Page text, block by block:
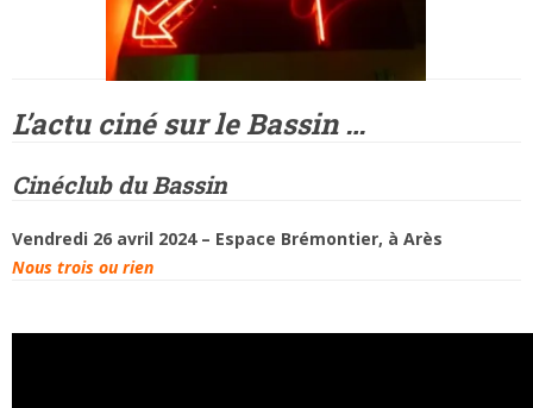
L’actu ciné sur le Bassin …
Cinéclub du Bassin
Vendredi 26 avril 2024 – Espace Brémontier, à Arès
Nous trois ou rien